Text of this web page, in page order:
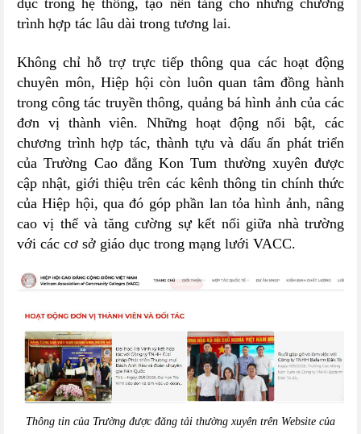
dục trong hệ thống, tạo nền tảng cho những chương
trình hợp tác lâu dài trong tương lai.
Không chỉ hỗ trợ trực tiếp thông qua các hoạt động
chuyên môn, Hiệp hội còn luôn quan tâm đồng hành
trong công tác truyền thông, quảng bá hình ảnh của các
đơn vị thành viên. Những hoạt động nổi bật, các
chương trình hợp tác, thành tựu và dấu ấn phát triển
của Trường Cao đẳng Kon Tum thường xuyên được
cập nhật, giới thiệu trên các kênh thông tin chính thức
của Hiệp hội, qua đó góp phần lan tỏa hình ảnh, nâng
cao vị thế và tăng cường sự kết nối giữa nhà trường
với các cơ sở giáo dục trong mạng lưới VACC.
Thông tin của Trường được đăng tải thường xuyên trên Website của